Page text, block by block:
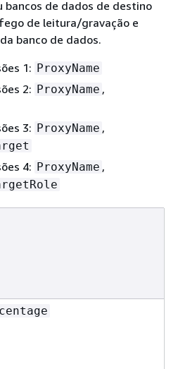
de dados de destino
de leitura/gravação e
banco de dados.
1: ProxyName
2: ProxyName ,
3: ProxyName ,
4: ProxyName ,